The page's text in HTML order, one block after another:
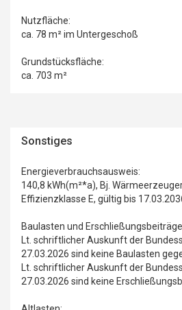
Nutzfläche:
ca. 78 m² im Untergeschoß
Grundstücksfläche:
ca. 703 m²
Sonstiges
Energieverbrauchsausweis:
140,8 kWh(m²*a), Bj.
Effizienzklasse E, gültig bis
Baulasten und
Lt. schriftlicher Auskunft der
27.03.2026 sind keine Baulasten
Lt. schriftlicher Auskunft der
27.03.2026 sind keine